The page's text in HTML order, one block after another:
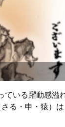
ている躍動感溢
る・申・猿）
になっているた